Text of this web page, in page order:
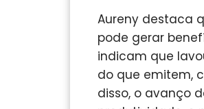
Aureny destaca
pode gerar
indicam que
do que emitem,
disso, o avanço